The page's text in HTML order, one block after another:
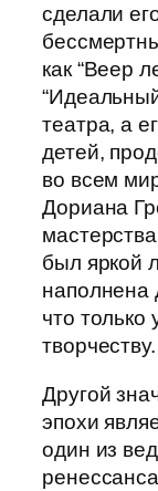
сделали
как “Веер
театра, а
детей,
во всем
Дориана
был яркой
наполнена
что только
творчеству.
Другой
эпохи
один из